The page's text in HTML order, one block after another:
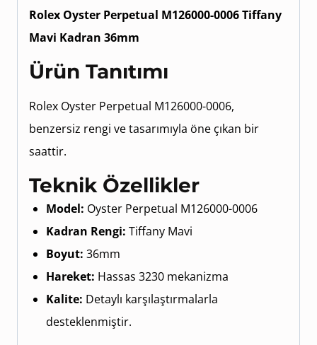
Rolex Oyster Perpetual M126000-0006 Tiffany
Mavi Kadran 36mm
Ürün Tanıtımı
Rolex Oyster Perpetual M126000-0006,
benzersiz rengi ve tasarımıyla öne çıkan bir
saattir.
Teknik Özellikler
Model: Oyster Perpetual M126000-0006
Kadran Rengi: Tiffany Mavi
Boyut: 36mm
Hareket: Hassas 3230 mekanizma
Kalite: Detaylı karşılaştırmalarla
desteklenmiştir.